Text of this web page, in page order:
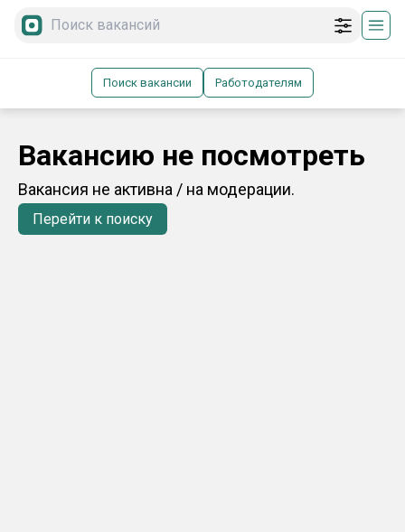
Поиск вакансии Работодателям
Вакансию не посмотреть
Вакансия не активна / на модерации.
Перейти к поиску